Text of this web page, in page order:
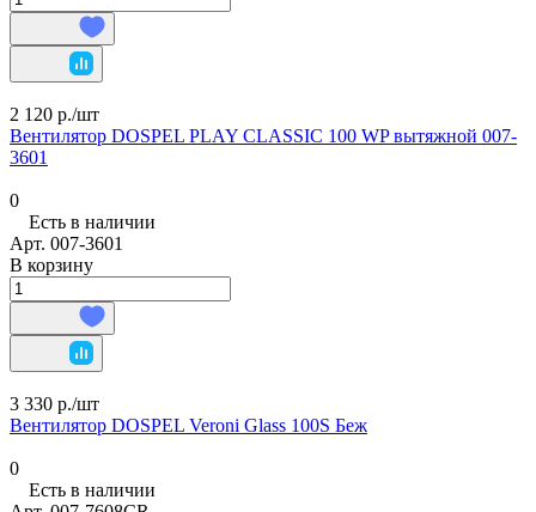
2 120 р./шт
Вентилятор DOSPEL PLAY CLASSIC 100 WP вытяжной 007-
3601
0
Есть в наличии
Арт. 007-3601
В корзину
3 330 р./шт
Вентилятор DOSPEL Veroni Glass 100S Беж
0
Есть в наличии